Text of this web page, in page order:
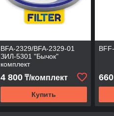
BFA-2329/BFA-2329-01
ЗИЛ-5301 "Бычок"
комплект
4 800₸/комплект
Купить
660